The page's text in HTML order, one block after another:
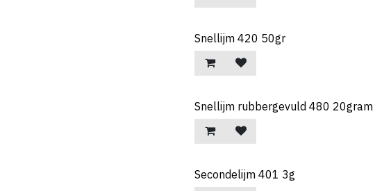
Snellijm 420 50gr
Snellijm rubbergevuld 480 20gram
Secondelijm 401 3g